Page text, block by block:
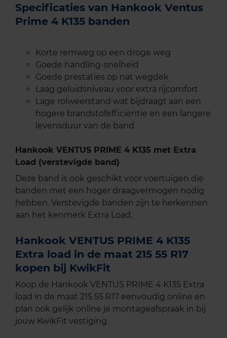
Specificaties van Hankook Ventus
Prime 4 K135 banden
Korte remweg op een droge weg
Goede handling-snelheid
Goede prestaties op nat wegdek
Laag geluidsniveau voor extra rijcomfort
Lage rolweerstand wat bijdraagt aan een
hogere brandstofefficiëntie en een langere
levensduur van de band
Hankook VENTUS PRIME 4 K135 met Extra
Load (verstevigde band)
Deze band is ook geschikt voor voertuigen die
banden met een hoger draagvermogen nodig
hebben. Verstevigde banden zijn te herkennen
aan het kenmerk Extra Load.
Hankook VENTUS PRIME 4 K135
Extra load in de maat 215 55 R17
kopen bij KwikFit
Koop de Hankook VENTUS PRIME 4 K135 Extra
load in de maat 215 55 R17 eenvoudig online en
plan ook gelijk online je montageafspraak in bij
jouw KwikFit vestiging.